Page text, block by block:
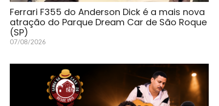
Ferrari F355 do Anderson Dick é a mais nova
atração do Parque Dream Car de São Roque
(SP)
07/08/2026